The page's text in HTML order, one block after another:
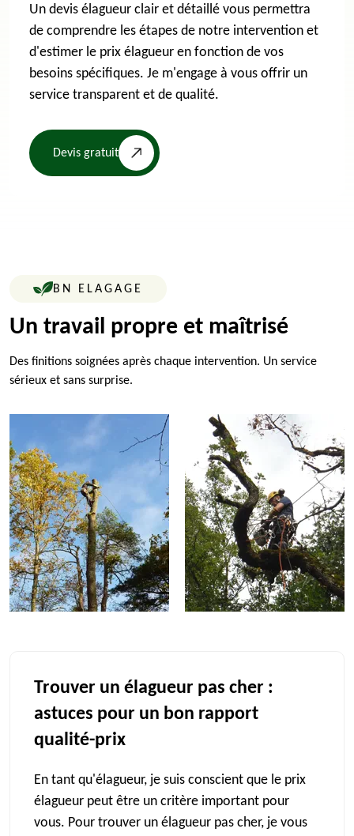
Un devis élagueur clair et détaillé vous permettra
de comprendre les étapes de notre intervention et
d'estimer le prix élagueur en fonction de vos
besoins spécifiques. Je m'engage à vous offrir un
service transparent et de qualité.
Devis gratuit
BN ELAGAGE
Un travail propre et maîtrisé
Des finitions soignées après chaque intervention. Un service
sérieux et sans surprise.
Trouver un élagueur pas cher :
astuces pour un bon rapport
qualité-prix
En tant qu'élagueur, je suis conscient que le prix
élagueur peut être un critère important pour
vous. Pour trouver un élagueur pas cher, je vous